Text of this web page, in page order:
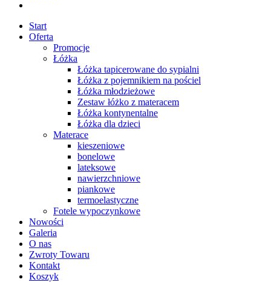
Start
Oferta
Promocje
Łóżka
Łóżka tapicerowane do sypialni
Łóżka z pojemnikiem na pościel
Łóżka młodzieżowe
Zestaw łóżko z materacem
Łóżka kontynentalne
Łóżka dla dzieci
Materace
kieszeniowe
bonelowe
lateksowe
nawierzchniowe
piankowe
termoelastyczne
Fotele wypoczynkowe
Nowości
Galeria
O nas
Zwroty Towaru
Kontakt
Koszyk